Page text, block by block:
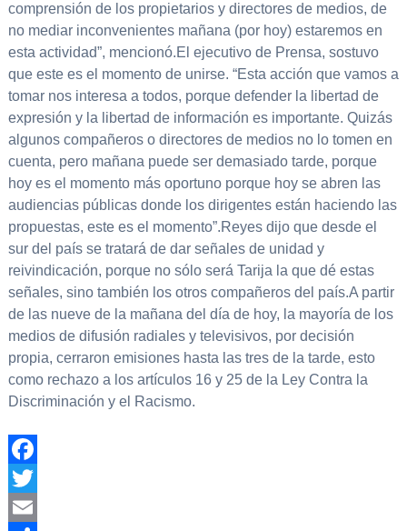
comprensión de los propietarios y directores de medios, de
no mediar inconvenientes mañana (por hoy) estaremos en
esta actividad”, mencionó.El ejecutivo de Prensa, sostuvo
que este es el momento de unirse. “Esta acción que vamos a
tomar nos interesa a todos, porque defender la libertad de
expresión y la libertad de información es importante. Quizás
algunos compañeros o directores de medios no lo tomen en
cuenta, pero mañana puede ser demasiado tarde, porque
hoy es el momento más oportuno porque hoy se abren las
audiencias públicas donde los dirigentes están haciendo las
propuestas, este es el momento”.Reyes dijo que desde el
sur del país se tratará de dar señales de unidad y
reivindicación, porque no sólo será Tarija la que dé estas
señales, sino también los otros compañeros del país.A partir
de las nueve de la mañana del día de hoy, la mayoría de los
medios de difusión radiales y televisivos, por decisión
propia, cerraron emisiones hasta las tres de la tarde, esto
como rechazo a los artículos 16 y 25 de la Ley Contra la
Discriminación y el Racismo.
Facebook
Twitter